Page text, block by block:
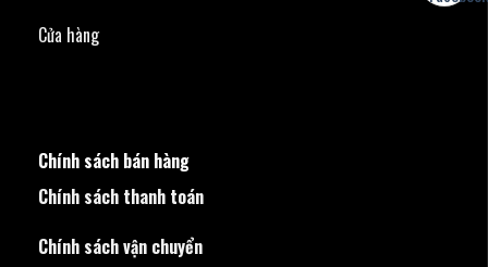
Cửa hàng
Chính sách bán hàng
Chính sách thanh toán
Chính sách vận chuyển